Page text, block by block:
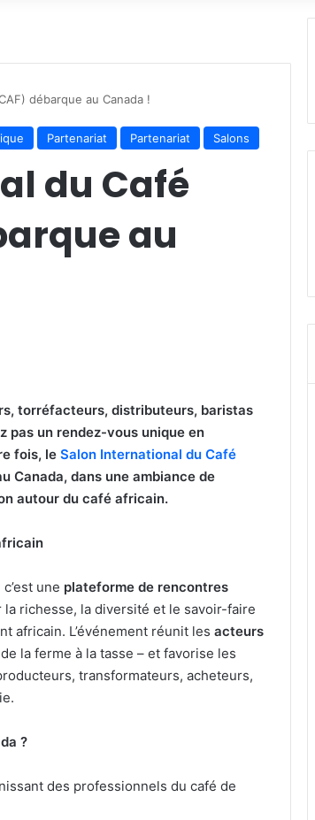
débarque au Canada !
Partenariat Partenariat Salons
du Café
au
torréfacteurs, distributeurs, baristas
pas un rendez-vous unique en
fois, le Salon International du Café
Canada, dans une ambiance de
autour du café africain.
une plateforme de rencontres
la richesse, la diversité et le savoir-faire
africain. L’événement réunit les acteurs
la ferme à la tasse – et favorise les
transformateurs, acheteurs,
?
des professionnels du café de